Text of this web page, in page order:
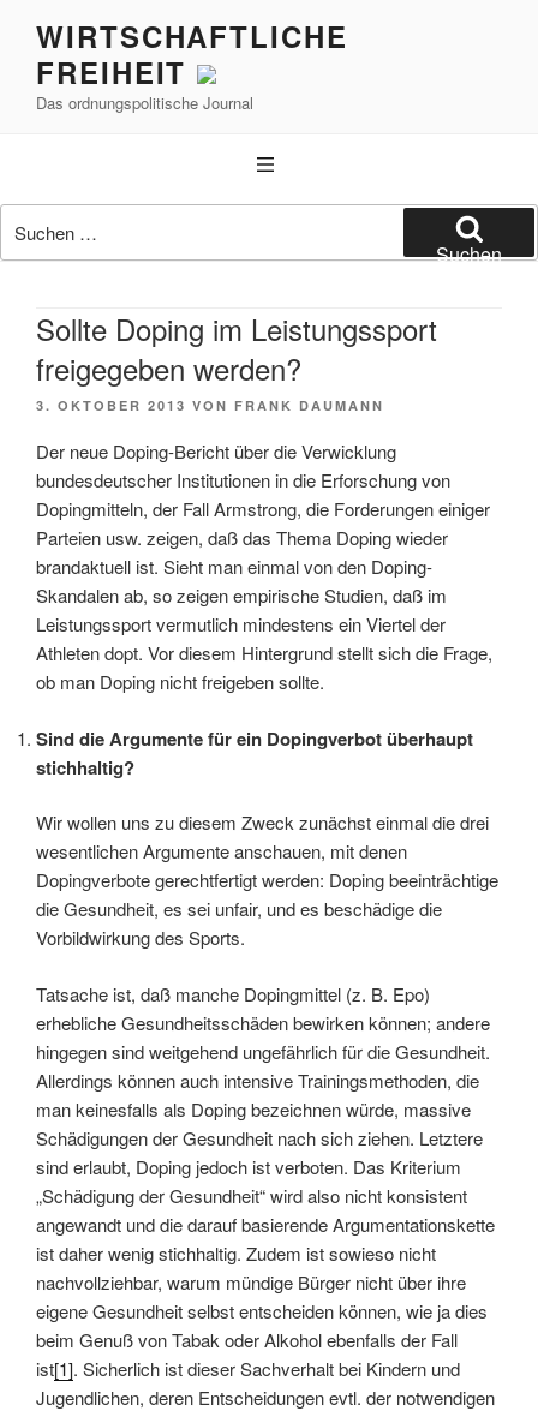
Inhalt
springen
WIRTSCHAFTLICHE
FREIHEIT
Das ordnungspolitische Journal
nach:
Suchen
Sollte Doping im Leistungssport
freigegeben werden?
VERÖFFENTLICHT
3. OKTOBER 2013 VON FRANK DAUMANN
Der neue Doping-Bericht über die Verwicklung
bundesdeutscher Institutionen in die Erforschung von
Dopingmitteln, der Fall Armstrong, die Forderungen einiger
Parteien usw. zeigen, daß das Thema Doping wieder
brandaktuell ist. Sieht man einmal von den Doping-
Skandalen ab, so zeigen empirische Studien, daß im
Leistungssport vermutlich mindestens ein Viertel der
Athleten dopt. Vor diesem Hintergrund stellt sich die Frage,
ob man Doping nicht freigeben sollte.
Sind die Argumente für ein Dopingverbot überhaupt
stichhaltig?
Wir wollen uns zu diesem Zweck zunächst einmal die drei
wesentlichen Argumente anschauen, mit denen
Dopingverbote gerechtfertigt werden: Doping beeinträchtige
die Gesundheit, es sei unfair, und es beschädige die
Vorbildwirkung des Sports.
Tatsache ist, daß manche Dopingmittel (z. B. Epo)
erhebliche Gesundheitsschäden bewirken können; andere
hingegen sind weitgehend ungefährlich für die Gesundheit.
Allerdings können auch intensive Trainingsmethoden, die
man keinesfalls als Doping bezeichnen würde, massive
Schädigungen der Gesundheit nach sich ziehen. Letztere
sind erlaubt, Doping jedoch ist verboten. Das Kriterium
„Schädigung der Gesundheit“ wird also nicht konsistent
angewandt und die darauf basierende Argumentationskette
ist daher wenig stichhaltig. Zudem ist sowieso nicht
nachvollziehbar, warum mündige Bürger nicht über ihre
eigene Gesundheit selbst entscheiden können, wie ja dies
beim Genuß von Tabak oder Alkohol ebenfalls der Fall
ist[1]. Sicherlich ist dieser Sachverhalt bei Kindern und
Jugendlichen, deren Entscheidungen evtl. der notwendigen